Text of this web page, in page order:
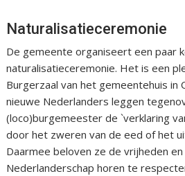
Naturalisatieceremonie
De gemeente organiseert een paar
naturalisatieceremonie. Het is een
Burgerzaal van het gemeentehuis in
nieuwe Nederlanders leggen
(loco)burgemeester de `verklaring
door het zweren van de eed of het
Daarmee beloven ze de vrijheden
Nederlanderschap horen te